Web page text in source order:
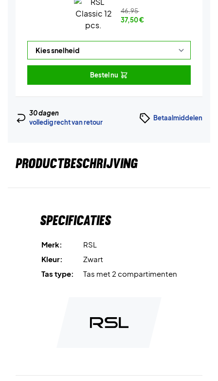
46,95
37,50€
Bestel nu
30 dagen
volledig recht van retour
Betaalmiddelen
PRODUCTBESCHRIJVING
Specificaties
Merk:
RSL
Kleur:
Zwart
Tas type:
Tas met 2 compartimenten